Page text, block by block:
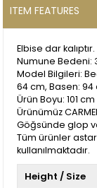
ITEM FEATURES
Elbise dar kalıptır.
Numune Bedeni:
Model Bilgileri:
64 cm, Basen: 94
Ürün Boyu: 101 cm
Ürünümüz
Göğsünde glop
Tüm ürünler
kullanılmaktadır.
Height / Size